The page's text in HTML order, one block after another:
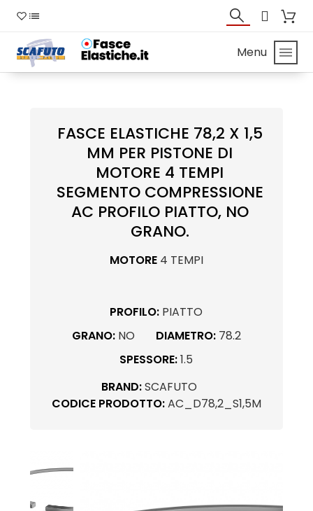
Menu
FASCE ELASTICHE 78,2 X 1,5
MM PER PISTONE DI
MOTORE 4 TEMPI
SEGMENTO COMPRESSIONE
AC PROFILO PIATTO, NO
GRANO.
MOTORE 4 TEMPI
PROFILO: PIATTO
GRANO: NO DIAMETRO: 78.2
SPESSORE:1.5
BRAND:SCAFUTO
CODICE PRODOTTO:AC_D78,2_S1,5M